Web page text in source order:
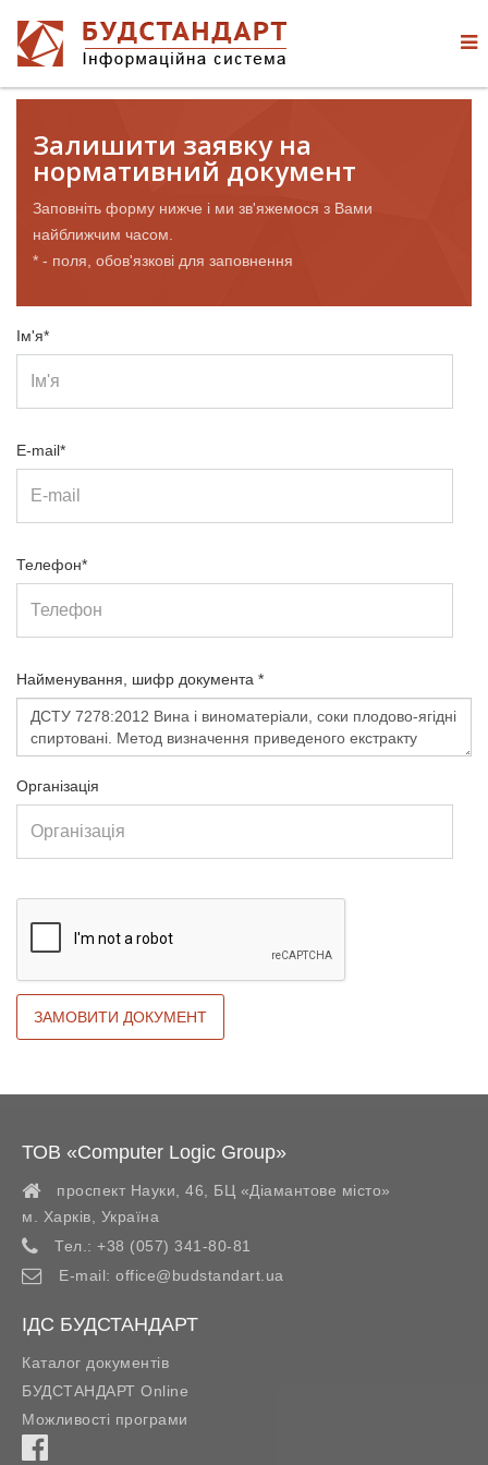
Залишити заявку на
нормативний документ
Заповніть форму нижче і ми зв'яжемося з Вами
найближчим часом.
* - поля, обов'язкові для заповнення
Ім'я*
E-mail*
Телефон*
Найменування, шифр документа *
Організація
ТОВ «Computer Logic Group»
проспект Науки, 46, БЦ «Діамантове місто»
м. Харків
Україна
Тел.: +38 (057) 341-80-81
E-mail: office@budstandart.ua
ІДС БУДСТАНДАРТ
Каталог документів
БУДСТАНДАРТ Online
Можливості програми